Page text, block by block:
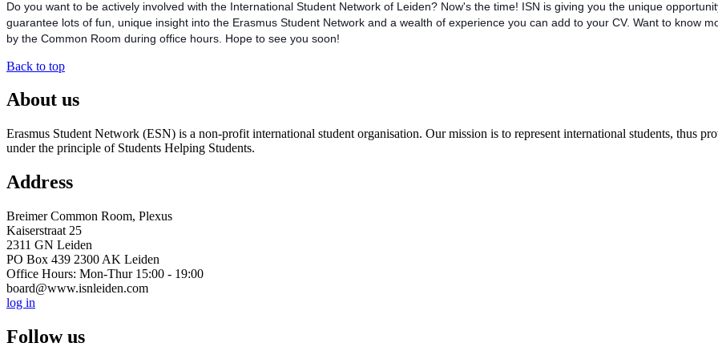
Do you want to be actively involved with the International Student Network of Leiden? Now's the time! ISN is giving you the unique
guarantee lots of fun, unique insight into the Erasmus Student Network and a wealth of experience you can add to your CV. Want to know
by the Common Room during office hours. Hope to see you soon!
Back to top
About us
Erasmus Student Network (ESN) is a non-profit international student organisation. Our mission is to represent international students, thus
under the principle of Students Helping Students.
Address
Breimer Common Room, Plexus
Kaiserstraat 25
2311 GN Leiden
PO Box 439 2300 AK Leiden
Office Hours: Mon-Thur 15:00 - 19:00
board@www.isnleiden.com
log in
Follow us